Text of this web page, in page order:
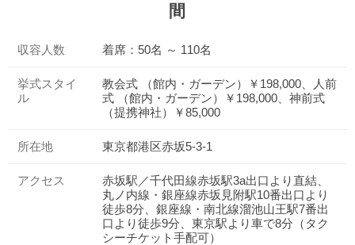
間
収容人数 着席：50名 ～ 110名
挙式スタイ
ル
教会式 （館内・ガーデン）￥198,000、人前
式 （館内・ガーデン）￥198,000、神前式
（提携神社）￥85,000
所在地 東京都港区赤坂5-3-1
アクセス
赤坂駅／千代田線赤坂駅3a出口より直結、
丸ノ内線・銀座線赤坂見附駅10番出口より
徒歩8分、銀座線・南北線溜池山王駅7番出
口より徒歩9分、東京駅より車で8分（タク
シーチケット手配可）